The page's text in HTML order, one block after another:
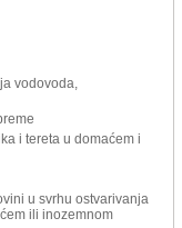
vodovoda,
i tereta u domaćem i
u svrhu ostvarivanja
ili inozemnom